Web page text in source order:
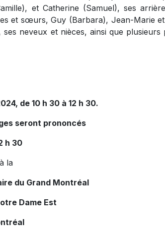
et Catherine (Samuel), ses
et sœurs, Guy (Barbara), Jean-Marie
neveux et nièces, ainsi que plusieurs
de 10 h 30 à 12 h 30.
seront prononcés
h 30
à la
du Grand Montréal
Dame Est